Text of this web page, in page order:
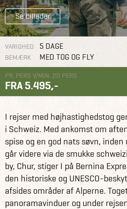
Se billeder
VARIGHED 5 DAGE
BEMÆRK MED TOG OG FLY
PR. PERS V/MIN. 20 PERS
FRA 5.495,-
Studierejser og
studieture
I rejser med højhastighedstog
i Schweiz. Med ankomst om
spise og en god nats søvn,
går videre via de smukke
by, Chur, stiger I på Bernina
den historiske og UNESCO-
afsides områder af Alperne.
panoramavinduer og under